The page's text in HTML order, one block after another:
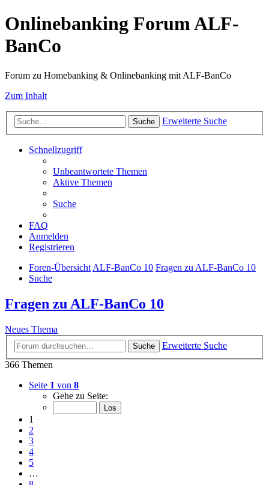
Onlinebanking Forum ALF-
BanCo
Forum zu Homebanking & Onlinebanking mit ALF-BanCo
Zum Inhalt
Suche Erweiterte Suche
Schnellzugriff
Unbeantwortete Themen
Aktive Themen
Suche
FAQ
Anmelden
Registrieren
Foren-ÜbersichtALF-BanCo 10 Fragen zu ALF-BanCo 10
Suche
Fragen zu ALF-BanCo 10
Neues Thema
Suche
Erweiterte Suche
366 Themen
Seite 1 von 8
Gehe zu Seite:
1
2
3
4
5
…